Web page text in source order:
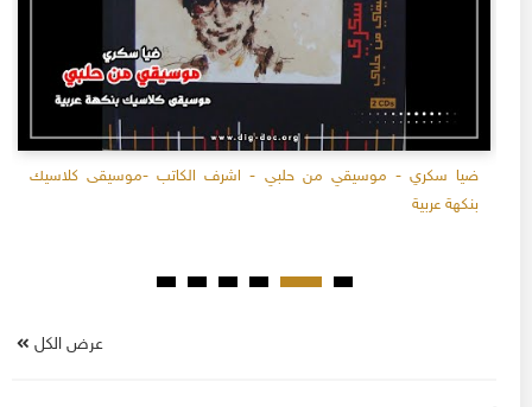
ضيا سكري - موسيقي من حلبي - اشرف الكاتب -موسيقى كلاسيك
بنكهة عربية
عرض الكل